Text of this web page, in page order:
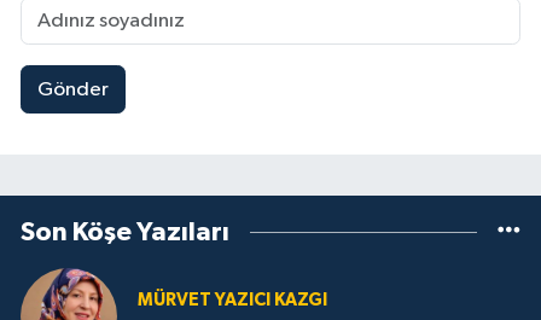
Gönder
Son Köşe Yazıları
MÜRVET YAZICI KAZGI